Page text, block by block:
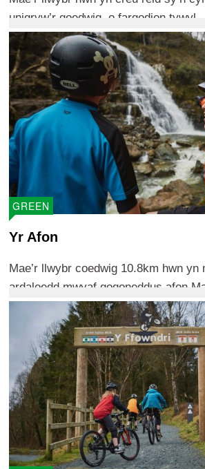
unigryw’r goedwig, o fargodion tywyl ...
GREEN
Yr Afon
Mae’r llwybr coedwig 10.8km hwn yn
ardaloedd mwyaf gogoneddus afon